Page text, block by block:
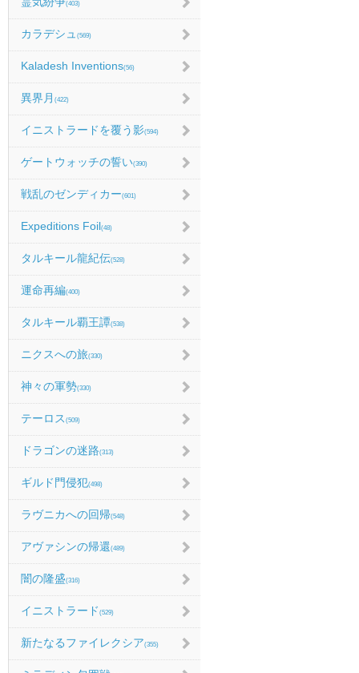
(403)
カラデシュ (569)
Kaladesh Inventions(56)
異界月 (422)
イニストラードを覆う影(594)
ゲートウォッチの誓い(390)
戦乱のゼンディカー(601)
Expeditions Foil(48)
タルキール龍紀伝(528)
運命再編(400)
タルキール覇王譚(538)
ニクスへの旅(330)
神々の軍勢(330)
テーロス (509)
ドラゴンの迷路(313)
ギルド門侵犯(498)
ラヴニカへの回帰(548)
アヴァシンの帰還(489)
闇の隆盛(316)
イニストラード (529)
新たなるファイレクシア(355)